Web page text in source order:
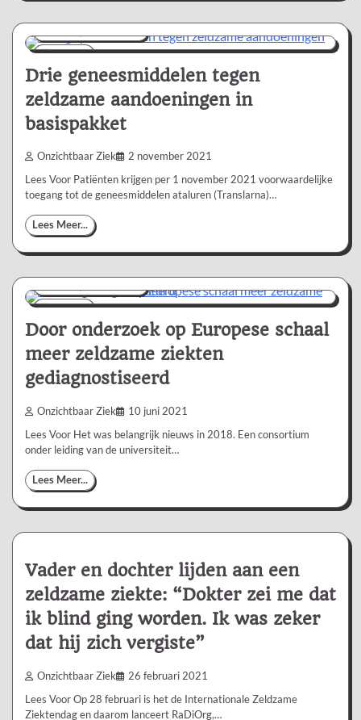
1 min 0
Drie geneesmiddelen tegen
zeldzame aandoeningen in
basispakket
Onzichtbaar Ziek 2 november 2021
Lees Voor Patiënten krijgen per 1 november 2021 voorwaardelijke
toegang tot de geneesmiddelen ataluren (Translarna)…
Lees Meer...
2 min 0
Nieuws/Informatie
Door onderzoek op Europese schaal
meer zeldzame ziekten
gediagnostiseerd
Onzichtbaar Ziek 10 juni 2021
Lees Voor Het was belangrijk nieuws in 2018. Een consortium
onder leiding van de universiteit…
Lees Meer...
Vader en dochter lijden aan een
zeldzame ziekte: “Dokter zei me dat
ik blind ging worden. Ik was zeker
dat hij zich vergiste”
Onzichtbaar Ziek 26 februari 2021
Lees Voor Op 28 februari is het de Internationale Zeldzame
Ziektendag en daarom lanceert RaDiOrg,…